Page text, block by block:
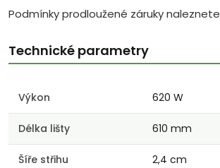
Podmínky prodloužené záruky
Technické parametry
Výkon 620 W
Délka lišty 610 mm
Šíře střihu 2,4 cm